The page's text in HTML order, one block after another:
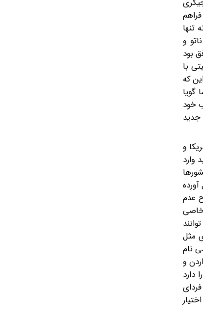
تنها
و
بود
با
که
گویا
خود
جدید
و
وارد
عدم
خاصی
مثل
نام
و
دارد